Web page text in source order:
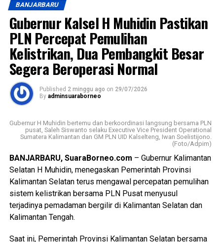
ini juga mengedukasi masyarakat bahwa sampah yang
dipilah dengan baik memiliki nilai ekonomi, sehingga dapat
memberi manfaat sekaligus mendukung terciptanya
lingkungan yang lebih bersih, sehat, dan berkelanjutan.
Dalam sambutannya, Gubernur H. Muhidin mengapresiasi
kolaborasi berbagai pihak dalam menyukseskan program
tukar sampah dengan sembako.
dibarengi dengan budaya menjaga kebersihan, dimulai dari
lingkungan masing masing.
“Program tukar sampah dengan sembako harus menjadi
budaya. Kebersihan harus dimulai dari lingkungan masing-
masing.”
Lebih lanjut, Gubernur H. Muhidin juga mendorong
rehabilitasi hutan melalui penanaman tanaman produktif
sekitar.
BANJARBARU
Gubernur Kalsel H Muhidin Pastikan
PLN Percepat Pemulihan
Kelistrikan, Dua Pembangkit Besar
Segera Beroperasi Normal
Published 2 minggu ago on 29/07/2026
By adminsuaraborneo
Gubernur H Muhidin bertemu dan berkoordinasi langsung bersama PLN
pusat, Saleh Siswanto selaku Executive Vice President Operational
Sumatera Kalimantan dan GM PLN UID Kalselteng, Iwan Soelistijono.
(Foto/Adpim)
BANJARBARU, SuaraBorneo.com – Gubernur Kalimantan
Selatan H Muhidin, menegaskan Pemerintah Provinsi
Kalimantan Selatan terus mengawal percepatan pemulihan
sistem kelistrikan bersama PLN Pusat menyusul
terjadinya pemadaman bergilir di Kalimantan Selatan dan
Kalimantan Tengah.
Saat ini, Pemerintah Provinsi Kalimantan Selatan bersama